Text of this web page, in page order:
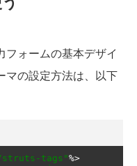
ォームの基本デザイ
マの設定方法は、以下
tags"